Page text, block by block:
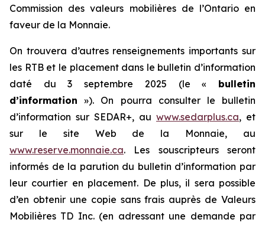
Commission des valeurs mobilières de l’Ontario en
faveur de la Monnaie.
On trouvera d’autres renseignements importants sur
les RTB et le placement dans le bulletin d’information
daté du 3 septembre 2025 (le « bulletin
d’information »). On pourra consulter le bulletin
d’information sur SEDAR+, au www.sedarplus.ca, et
sur le site Web de la Monnaie, au
www.reserve.monnaie.ca. Les souscripteurs seront
informés de la parution du bulletin d’information par
leur courtier en placement. De plus, il sera possible
d’en obtenir une copie sans frais auprès de Valeurs
Mobilières TD Inc. (en adressant une demande par